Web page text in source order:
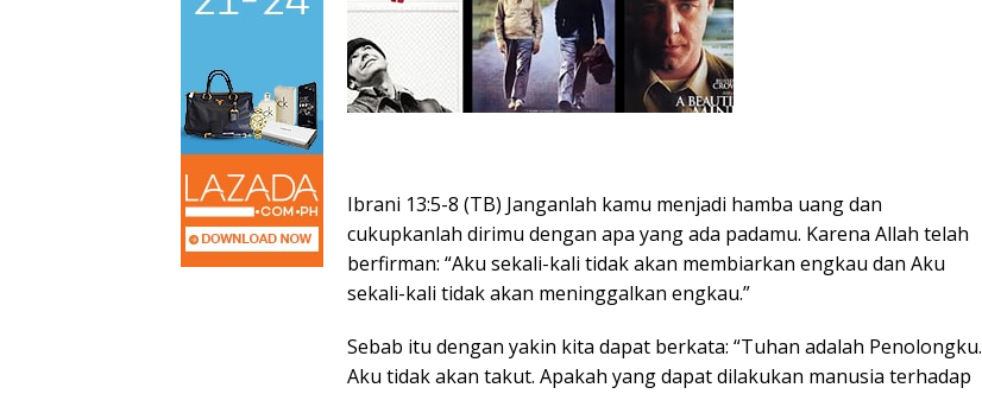
Ibrani 13:5-8 (TB) Janganlah kamu menjadi hamba uang dan
cukupkanlah dirimu dengan apa yang ada padamu. Karena Allah telah
berfirman: “Aku sekali-kali tidak akan membiarkan engkau dan Aku
sekali-kali tidak akan meninggalkan engkau.”
Sebab itu dengan yakin kita dapat berkata: “Tuhan adalah Penolongku.
Aku tidak akan takut. Apakah yang dapat dilakukan manusia terhadap